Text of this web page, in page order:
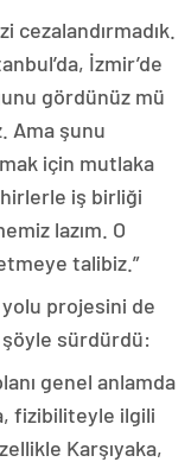
İzmir’de
gördünüz mü
Ama şunu
için mutlaka
iş birliği
lazım. O
talibiz.”
projesini de
sürdürdü:
genel anlamda
fizibiliteyle ilgili
Karşıyaka,